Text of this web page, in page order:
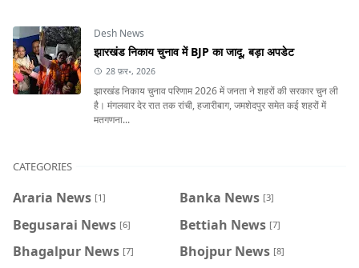
Desh News
झारखंड निकाय चुनाव में BJP का जादू, बड़ा अपडेट
28 फ़र॰, 2026
झारखंड निकाय चुनाव परिणाम 2026 में जनता ने शहरों की सरकार चुन ली
है। मंगलवार देर रात तक रांची, हजारीबाग, जमशेदपुर समेत कई शहरों में
मतगणना...
CATEGORIES
Araria News [1] Banka News [3]
Begusarai News [6] Bettiah News [7]
Bhagalpur News [7] Bhojpur News [8]